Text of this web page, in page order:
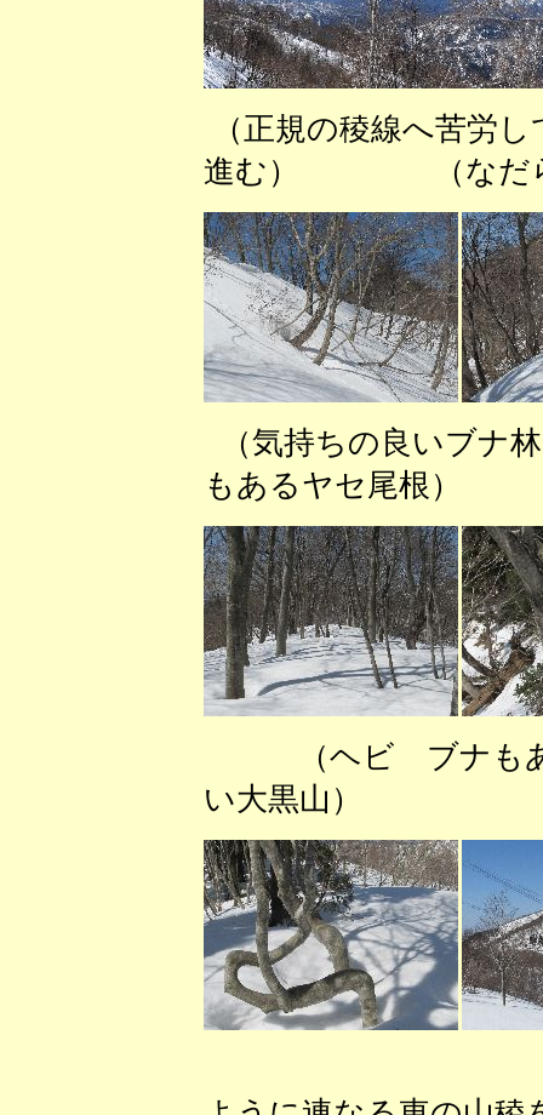
（正規の稜線へ苦
進む） （なだらか
（気持ちの良いブナ
もあるヤセ尾根）
（ヘビ ブナ
い大黒山） （送